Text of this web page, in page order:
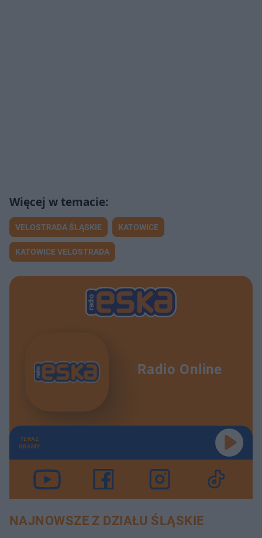
VELOSTRADA ŚLĄSKIE KATOWICE
KATOWICE VELOSTRADA
Radio Online
TERAZ
GRAMY
NAJNOWSZE Z DZIAŁU ŚLĄSKIE